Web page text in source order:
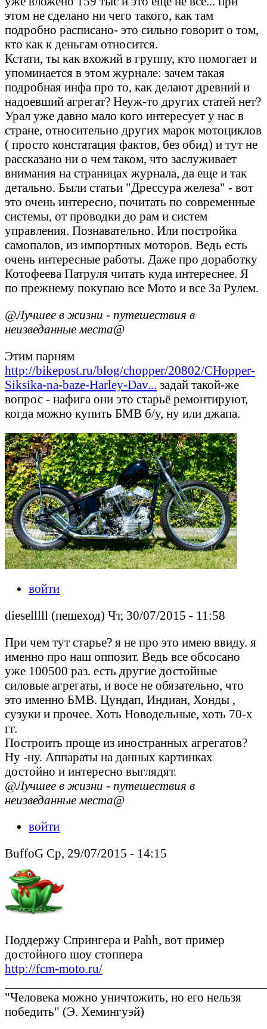
этом не сделано ни чего такого, как там
подробно расписано- это сильно говорит о том,
кто как к деньгам относится.
Кстати, ты как вхожий в группу, кто помогает и
упоминается в этом журнале: зачем такая
подробная инфа про то, как делают древний и
надоевший агрегат? Неуж-то других статей нет?
Урал уже давно мало кого интересует у нас в
стране, относительно других марок мотоциклов
( просто констатация фактов, без обид) и тут не
рассказано ни о чем таком, что заслуживает
внимания на страницах журнала, да еще и так
детально. Были статьи "Дрессура железа" - вот
это очень интересно, почитать по современные
системы, от проводки до рам и систем
управления. Познавательно. Или постройка
самопалов, из импортных моторов. Ведь есть
очень интересные работы. Даже про доработку
Котофеева Патруля читать куда интереснее. Я
по прежнему покупаю все Мото и все За Рулем.
@Лучшее в жизни - путешествия в
неизведанные места@
Этим парням
http://bikepost.ru/blog/chopper/20802/CHopper-
Siksika-na-baze-Harley-Dav... задай такой-же
вопрос - нафига они это старьё ремонтируют,
когда можно купить БМВ б/у, ну или джапа.
войти
dieselllll (пешеход) Чт, 30/07/2015 - 11:58
При чем тут старье? я не про это имею ввиду. я
именно про наш оппозит. Ведь все обсосано
уже 100500 раз. есть другие достойные
силовые агрегаты, и восе не обязательно, что
это именно БМВ. Цундап, Индиан, Хонды ,
сузуки и прочее. Хоть Новодельные, хоть 70-х
гг.
Построить проще из иностранных агрегатов?
Ну -ну. Аппараты на данных картинках
достойно и интересно выглядят.
@Лучшее в жизни - путешествия в
неизведанные места@
войти
BuffoG Ср, 29/07/2015 - 14:15
Поддержу Спрингера и Pahh, вот пример
достойного шоу стоппера
http://fcm-moto.ru/
"Человека можно уничтожить, но его нельзя
победить" (Э. Хемингуэй)